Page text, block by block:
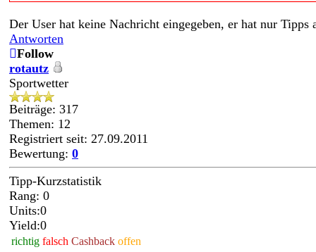
Der User hat keine Nachricht eingegeben, er hat nur Tipps
Antworten
Follow
rotautz
Sportwetter
Beiträge: 317
Themen: 12
Registriert seit: 27.09.2011
Bewertung: 0
Tipp-Kurzstatistik
Rang: 0
Units:0
Yield:0
richtig falsch Cashback offen